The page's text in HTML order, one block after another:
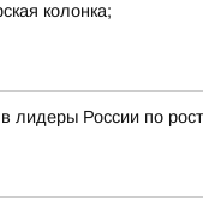
колонка;
лидеры России по